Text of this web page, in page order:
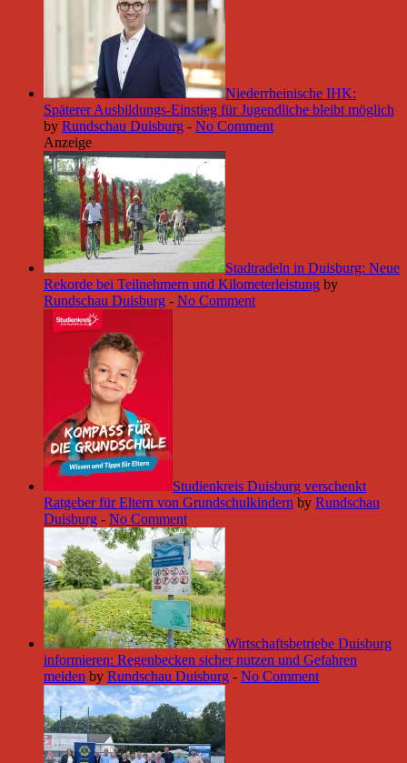
Niederrheinische IHK:
Späterer Ausbildungs-Einstieg für Jugendliche bleibt möglich
by Rundschau Duisburg - No Comment
Anzeige
Stadtradeln in Duisburg: Neue
Rekorde bei Teilnehmern und Kilometerleistung by
Rundschau Duisburg - No Comment
Studienkreis Duisburg verschenkt
Ratgeber für Eltern von Grundschulkindern by Rundschau
Duisburg - No Comment
Wirtschaftsbetriebe Duisburg
informieren: Regenbecken sicher nutzen und Gefahren
meiden by Rundschau Duisburg - No Comment